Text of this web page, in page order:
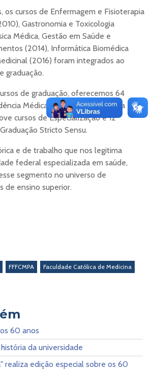
os cursos de Enfermagem e Fisioterapia
Gastronomia e Toxicologia
Médica, Gestão em Saúde e
(2014), Informática Biomédica
(2016) foram integrados ao
graduação.
de graduação, oferecemos 64
Médica, quatro de Residência
cursos de Especialização e 12
Stricto Sensu.
e de trabalho que nos legitima
federal especializada em saúde,
segmento no universo de
de ensino superior.
FFFCMPA Faculdade Católica de Medicina
60 anos
da universidade
realiza edição especial sobre os 60